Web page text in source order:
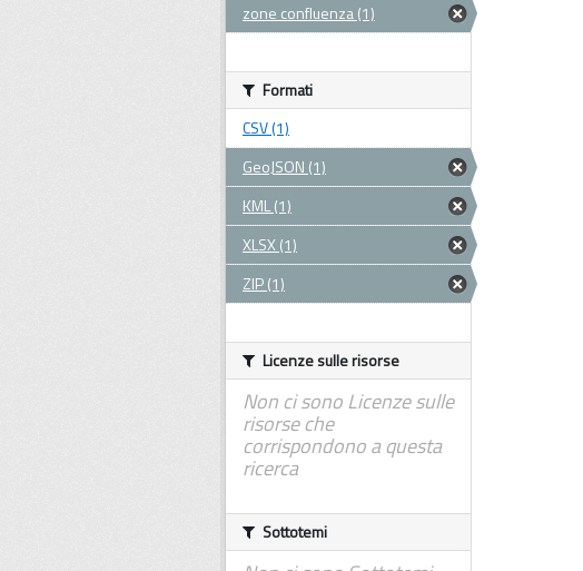
zone confluenza (1)
Formati
CSV (1)
GeoJSON (1)
KML (1)
XLSX (1)
ZIP (1)
Licenze sulle risorse
Non ci sono Licenze sulle
risorse che
corrispondono a questa
ricerca
Sottotemi